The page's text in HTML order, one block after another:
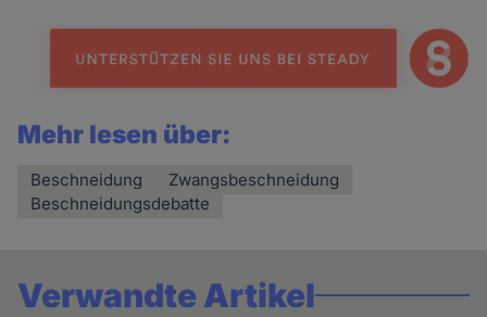
Mehr lesen über:
Beschneidung
Zwangsbeschneidung
Beschneidungsdebatte
Verwandte Artikel